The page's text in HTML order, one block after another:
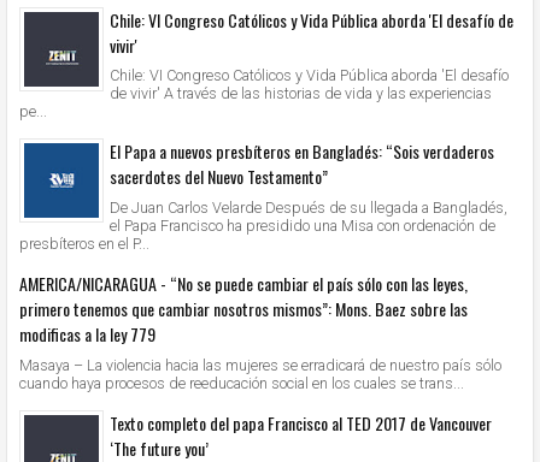
Chile: VI Congreso Católicos y Vida Pública aborda 'El desafío de
vivir'
Chile: VI Congreso Católicos y Vida Pública aborda 'El desafío
de vivir' A través de las historias de vida y las experiencias
pe...
El Papa a nuevos presbíteros en Bangladés: “Sois verdaderos
sacerdotes del Nuevo Testamento”
De Juan Carlos Velarde Después de su llegada a Bangladés,
el Papa Francisco ha presidido una Misa con ordenación de
presbíteros en el P...
AMERICA/NICARAGUA - “No se puede cambiar el país sólo con las leyes,
primero tenemos que cambiar nosotros mismos”: Mons. Baez sobre las
modificas a la ley 779
Masaya – La violencia hacia las mujeres se erradicará de nuestro país sólo
cuando haya procesos de reeducación social en los cuales se trans...
Texto completo del papa Francisco al TED 2017 de Vancouver
‘The future you’